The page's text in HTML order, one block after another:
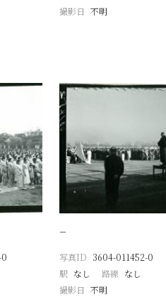
撮影日 不明
−
写真ID 3604-011452-0
駅 なし 路線 なし
撮影日 不明